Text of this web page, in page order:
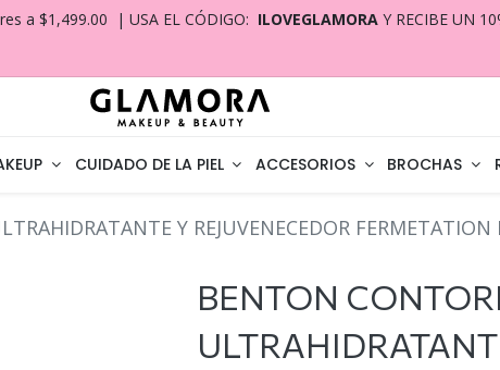
a $1,499.00 | USA EL CÓDIGO: ILOVEGLAMORA Y RECIBE UN
CUIDADO DE LA PIEL ACCESORIOS BROCHAS
Y REJUVENECEDOR FERMETATION
BENTON